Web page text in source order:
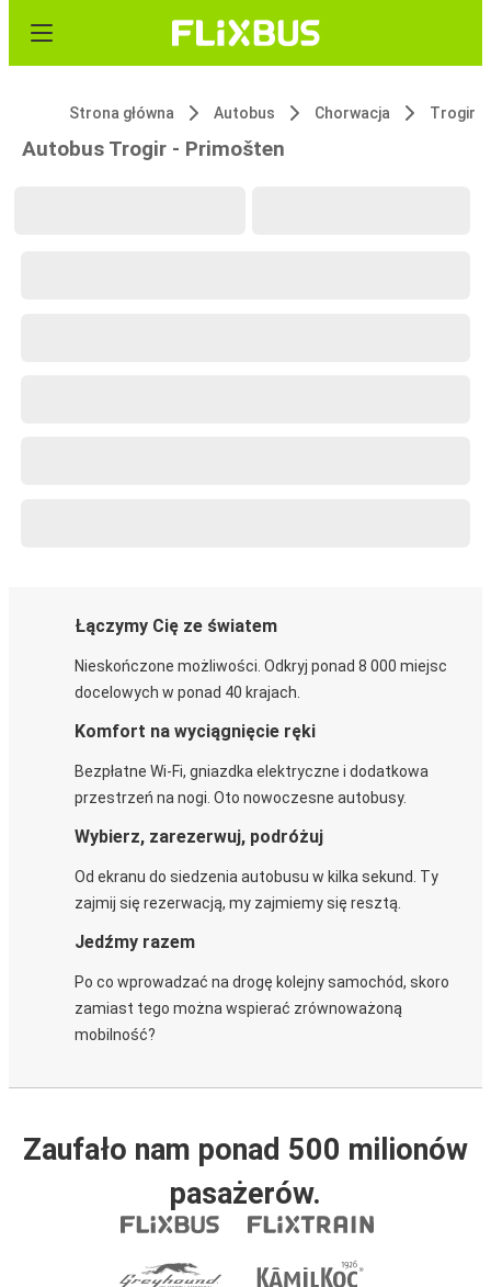
Strona główna Autobus Chorwacja Trogir
Autobus Trogir - Primošten
Łączymy Cię ze światem
Nieskończone możliwości. Odkryj ponad 8 000 miejsc
docelowych w ponad 40 krajach.
Komfort na wyciągnięcie ręki
Bezpłatne Wi-Fi, gniazdka elektryczne i dodatkowa
przestrzeń na nogi. Oto nowoczesne autobusy.
Wybierz, zarezerwuj, podróżuj
Od ekranu do siedzenia autobusu w kilka sekund. Ty
zajmij się rezerwacją, my zajmiemy się resztą.
Jedźmy razem
Po co wprowadzać na drogę kolejny samochód, skoro
zamiast tego można wspierać zrównoważoną
mobilność?
Zaufało nam ponad 500 milionów
pasażerów.